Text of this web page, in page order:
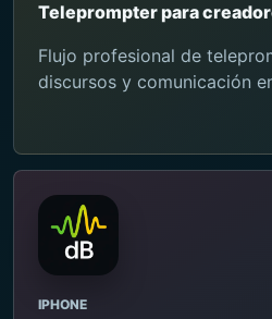
Teleprompter para
Flujo profesional de
discursos y comunicación
IPHONE